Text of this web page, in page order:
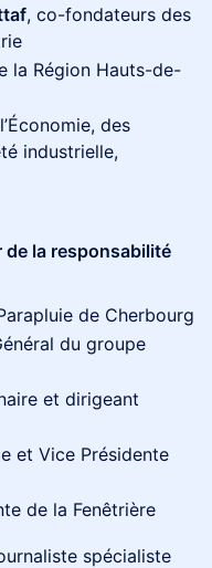
, co-fondateurs des
la Région Hauts-de-
des
industrielle,
de la responsabilité
de Cherbourg
du groupe
et dirigeant
et Vice Présidente
de la Fenêtrière
spécialiste